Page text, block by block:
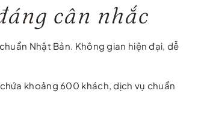
cân nhắc
Nhật Bản. Không gian hiện đại, dễ
khoảng 600 khách, dịch vụ chuẩn